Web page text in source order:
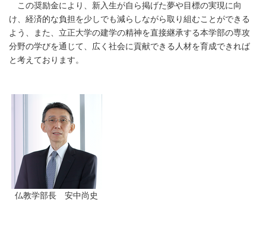
この奨励金により、新入生が自ら掲げた夢や目標の実現に向
け、経済的な負担を少しでも減らしながら取り組むことができる
よう、また、立正大学の建学の精神を直接継承する本学部の専攻
分野の学びを通じて、広く社会に貢献できる人材を育成できれば
と考えております。
仏教学部長 安中尚史